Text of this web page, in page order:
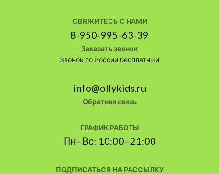
ПОДПИСАТЬСЯ НА РАССЫЛКУ
СВЯЖИТЕСЬ С НАМИ
8-950-995-63-39
Заказать звонок
Звонок по России бесплатный
info@ollykids.ru
Обратная связь
ГРАФИК РАБОТЫ
Пн–Вс: 10:00–21:00